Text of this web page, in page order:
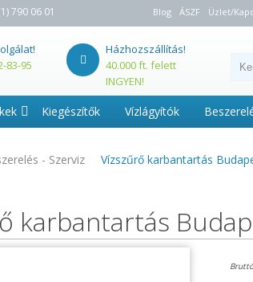
790 06 01 Blog ÁSZF Üzlet/
83-95
Házhozszállítás!
40.000 ft. felett
INGYEN!
Kiegészítők Vízlágyítók
- Szerviz Vízszűrő karbantartás
karbantartás